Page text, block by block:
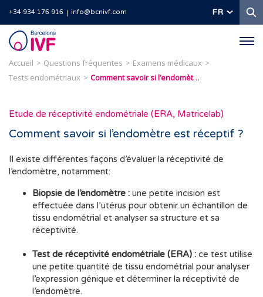
+34 934 176 916 info@bcnivf.com FR
Barcelona
IVF
Accueil Questions fréquentes
Examens médicaux
Tests endométriaux
Comment savoir si l’endomètre est réceptif ?
Etude de réceptivité endométriale (ERA, Matricelab)
Comment savoir si l’endomètre est réceptif ?
Il existe différentes façons d’évaluer la réceptivité de
l’endomètre, notamment:
Biopsie de l’endomètre : une petite incision est
effectuée dans l’utérus pour obtenir un échantillon de
tissu endométrial et analyser sa structure et sa
réceptivité.
Test de réceptivité endométriale (ERA) : ce test utilise
une petite quantité de tissu endométrial pour analyser
l’expression génique et déterminer la réceptivité de
l’endomètre.